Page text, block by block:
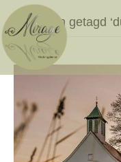
Berichten getagd